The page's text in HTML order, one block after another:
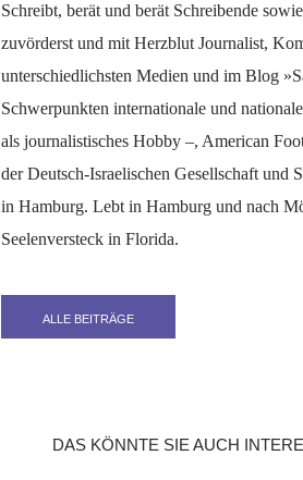
Schreibt, berät und berät Schreibende
zuvörderst und mit Herzblut Journalist,
unterschiedlichsten Medien und im Blog
Schwerpunkten internationale und
als journalistisches Hobby –, American
der Deutsch-Israelischen Gesellschaft und
in Hamburg. Lebt in Hamburg und nach
Seelenversteck in Florida.
ALLE BEITRÄGE
DAS KÖNNTE SIE AUCH